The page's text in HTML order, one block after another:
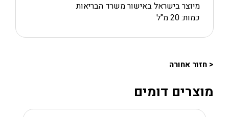
מיוצר בישראל באישור משרד הבריאות
כמות: 20 מ"ל
< חזור אחורה
מוצרים דומים